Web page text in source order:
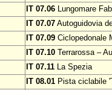
IT 07.06 Lungomare
IT 07.07 Autoguidovia
IT 07.09 Ciclopedonale
IT 07.10 Terrarossa –
IT 07.11 La Spezia
IT 08.01 Pista ciclabile